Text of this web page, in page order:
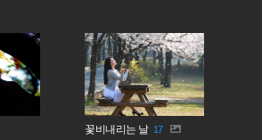
꽃비내리는 날 17